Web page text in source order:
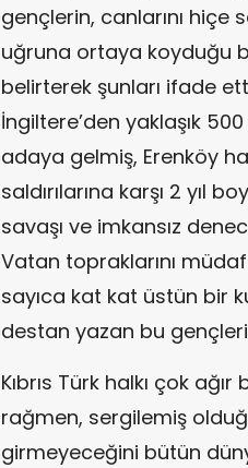
gençlerin, canlarını hiçe
uğruna ortaya koyduğu
belirterek şunları ifade
İngiltere’den yaklaşık
adaya gelmiş, Erenköy
saldırılarına karşı 2 yıl
savaşı ve imkansız
Vatan topraklarını
sayıca kat kat üstün bir
destan yazan bu
Kıbrıs Türk halkı çok
rağmen, sergilemiş
girmeyeceğini bütün